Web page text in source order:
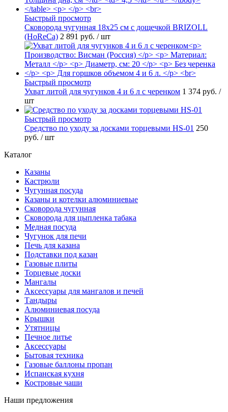
Быстрый просмотр
Сковорода чугунная 18х25 см с дощечкой BRIZOLL
(HoReCa) 2 891 руб. / шт
Быстрый просмотр
Ухват литой для чугунков 4 и 6 л с черенком 1 374 руб. /
шт
Быстрый просмотр
Средство по уходу за досками торцевыми HS-01 250
руб. / шт
Каталог
Казаны
Кастрюли
Чугунная посуда
Казаны и котелки алюминиевые
Сковорода чугунная
Сковорода для цыпленка табака
Медная посуда
Чугунок для печи
Печь для казана
Подставки под казан
Газовые плиты
Торцевые доски
Мангалы
Аксессуары для мангалов и печей
Тандыры
Алюминиевая посуда
Крышки
Утятницы
Печное литье
Аксессуары
Бытовая техника
Газовые баллоны пропан
Испанская кухня
Костровые чаши
Наши предложения